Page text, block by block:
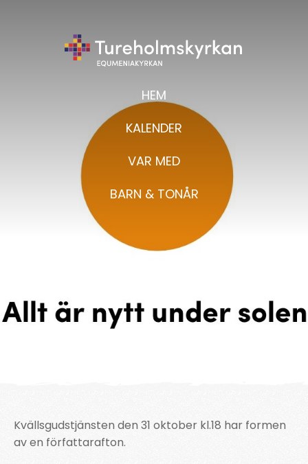
HEM
KALENDER
VAR MED
BARN & TONÅR
Kvällsgudstjänsten den 31 oktober kl.18 har formen
av en författarafton.